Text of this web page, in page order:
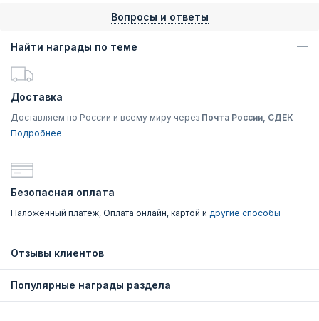
Вопросы и ответы
Найти награды по теме
Доставка
Доставляем по России и всему миру через Почта России, СДЕК
Подробнее
Безопасная оплата
Наложенный платеж, Оплата онлайн, картой и другие способы
Отзывы клиентов
Популярные награды раздела